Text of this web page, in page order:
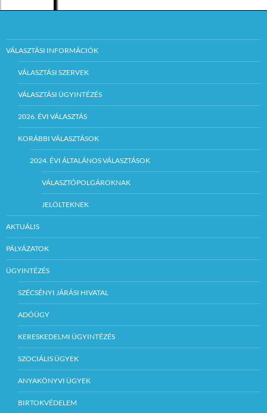
VÁLASZTÁSI INFORMÁCIÓK
VÁLASZTÁSI SZERVEK
VÁLASZTÁSI ÜGYINTÉZÉS
2026. ÉVI VÁLASZTÁS
KORÁBBI VÁLASZTÁSOK
2024. ÉVI ÁLTALÁNOS VÁLASZTÁSOK
VÁLASZTÓPOLGÁROKNAK
JELÖLTEKNEK
AKTUÁLIS
PÁLYÁZATOK
ÜGYINTÉZÉS
SZÉCSÉNYI JÁRÁSI HIVATAL
ADÓÜGY
KERESKEDELMI ÜGYINTÉZÉS
SZOCIÁLIS ÜGYEK
ANYAKÖNYVI ÜGYEK
BIRTOKVÉDELEM